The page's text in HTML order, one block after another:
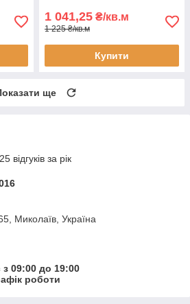
1 041,25 ₴/кв.м
1 225 ₴/кв.м
Купити
ще
відгуків за рік
Миколаїв, Україна
09:00 до 19:00
роботи